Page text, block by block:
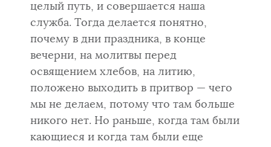
целый путь, и совершается наша
служба. Тогда делается понятно,
почему в дни праздника, в конце
вечерни, на молитвы перед
освящением хлебов, на литию,
положено выходить в притвор — чего
мы не делаем, потому что там больше
никого нет. Но раньше, когда там были
кающиеся и когда там бы­ли еще